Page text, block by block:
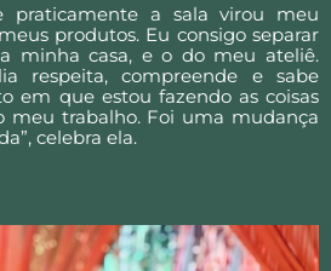
praticamente a sala virou meu
produtos. Eu consigo separar
minha casa, e o do meu ateliê.
respeita, compreende e sabe
em que estou fazendo as coisas
meu trabalho. Foi uma mudança
celebra ela.